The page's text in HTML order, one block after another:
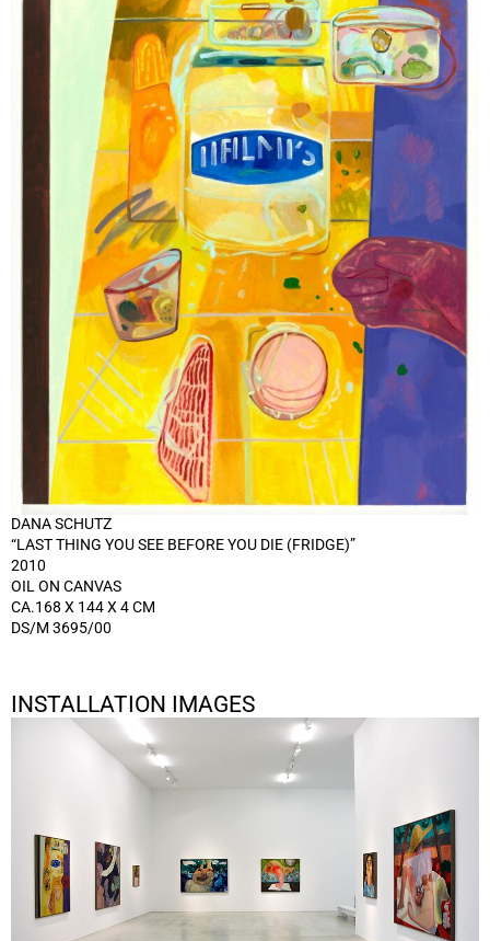
DANA SCHUTZ
“LAST THING YOU SEE BEFORE YOU DIE (FRIDGE)”
2010
OIL ON CANVAS
CA.168 X 144 X 4 CM
DS/M 3695/00
INSTALLATION IMAGES